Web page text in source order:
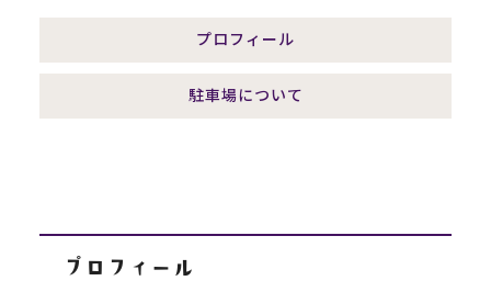
プロフィール
駐車場について
プロフィール